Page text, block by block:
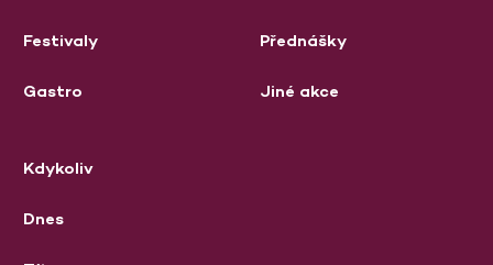
Festivaly
Gastro
Přednášky
Jiné akce
Kdykoliv
Dnes